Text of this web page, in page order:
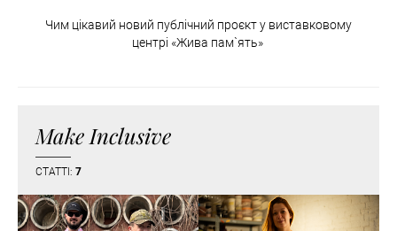
Чим цікавий новий публічний проєкт у виставковому
центрі «Жива пам`ять»
Make Inclusive
СТАТТІ: 7